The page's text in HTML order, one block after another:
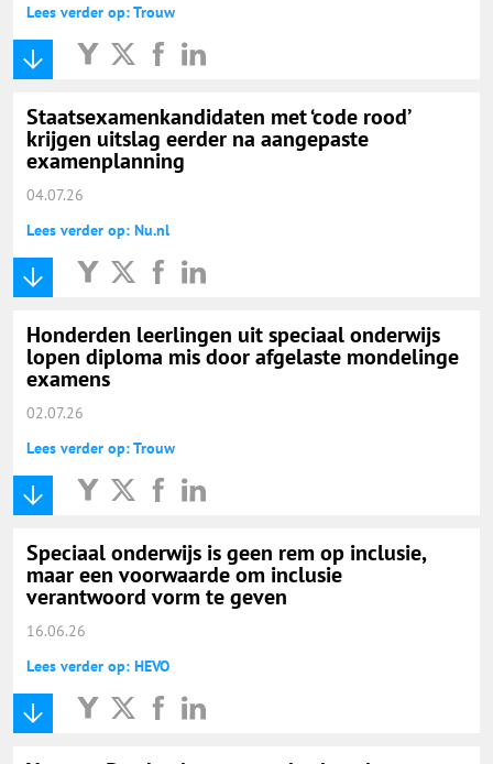
Lees verder op: Trouw
Staatsexamenkandidaten met ‘code rood’
krijgen uitslag eerder na aangepaste
examenplanning
04.07.26
Lees verder op: Nu.nl
Honderden leerlingen uit speciaal onderwijs
lopen diploma mis door afgelaste mondelinge
examens
02.07.26
Lees verder op: Trouw
Speciaal onderwijs is geen rem op inclusie,
maar een voorwaarde om inclusie
verantwoord vorm te geven
16.06.26
Lees verder op: HEVO